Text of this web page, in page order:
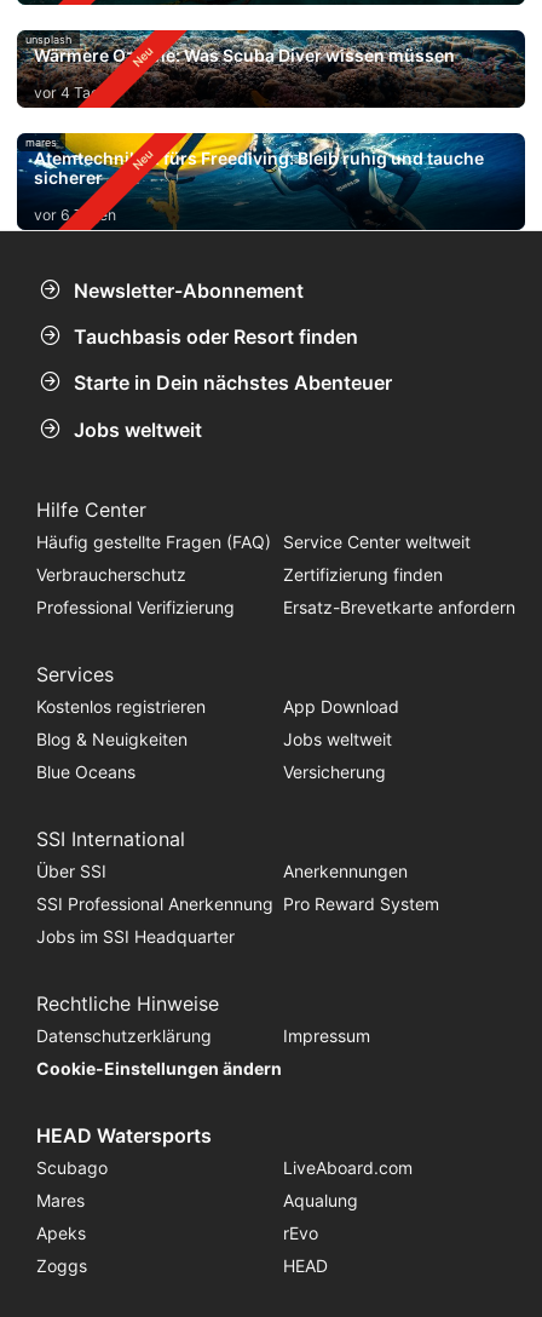
unsplash
Wärmere Ozeane: Was Scuba Diver wissen müssen
vor 4 Tagen
mares
Atemtechniken fürs Freediving: Bleib ruhig und tauche
sicherer
vor 6 Tagen
Newsletter-Abonnement
Tauchbasis oder Resort finden
Starte in Dein nächstes Abenteuer
Jobs weltweit
Hilfe Center
Häufig gestellte Fragen (FAQ)
Service Center weltweit
Verbraucherschutz
Zertifizierung finden
Professional Verifizierung
Ersatz-Brevetkarte anfordern
Services
Kostenlos registrieren
App Download
Blog & Neuigkeiten
Jobs weltweit
Blue Oceans
Versicherung
SSI International
Über SSI
Anerkennungen
SSI Professional Anerkennung Pro Reward System
Jobs im SSI Headquarter
Rechtliche Hinweise
Datenschutzerklärung
Impressum
Cookie-Einstellungen ändern
HEAD Watersports
Scubago
LiveAboard.com
Mares
Aqualung
Apeks
rEvo
Zoggs
HEAD